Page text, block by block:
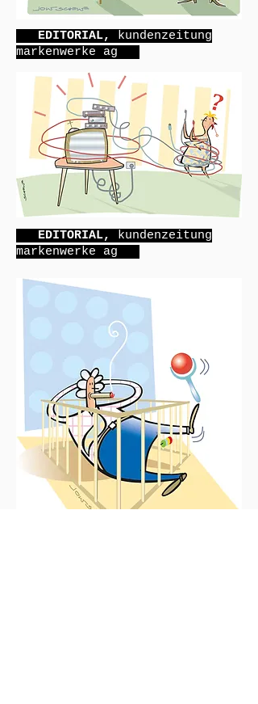
EDITORIAL, kundenzeitung
markenwerke ag
EDITORIAL, kundenzeitung
markenwerke ag